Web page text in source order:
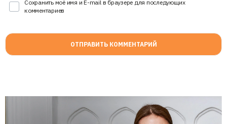
Сохранить моё имя и E-mail в браузере для последующих
комментариев